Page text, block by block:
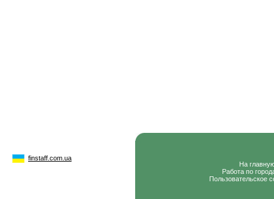
finstaff.com.ua
На
Работа по
Пользовательское